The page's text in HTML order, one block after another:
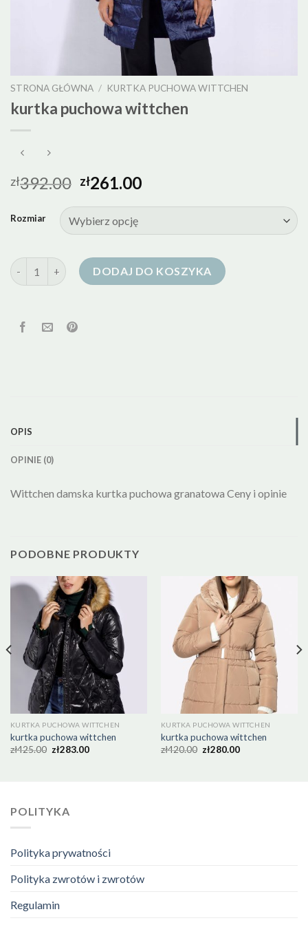
STRONA GŁÓWNA / KURTKA PUCHOWA WITTCHEN
kurtka puchowa wittchen
zł392.00 zł261.00
Rozmiar
ilość kurtka puchowa wittchenDODAJ DO KOSZYKA
OPIS
OPINIE (0)
Wittchen damska kurtka puchowa granatowa Ceny i opinie
PODOBNE PRODUKTY
KURTKA PUCHOWA WITTCHEN
kurtka puchowa wittchen
zł425.00 zł283.00
KURTKA PUCHOWA WITTCHEN
kurtka puchowa wittchen
zł420.00 zł280.00
POLITYKA
Polityka prywatności
Polityka zwrotów i zwrotów
Regulamin